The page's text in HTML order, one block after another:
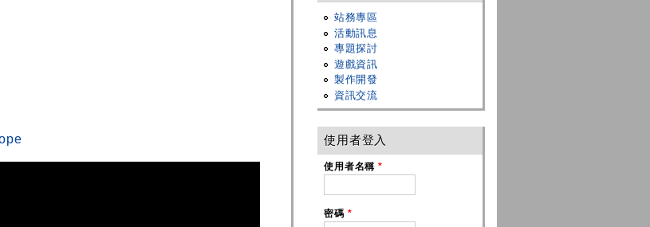
站務專區
活動訊息
專題探討
遊戲資訊
製作開發
資訊交流
使用者登入
使用者名稱*
密碼 *